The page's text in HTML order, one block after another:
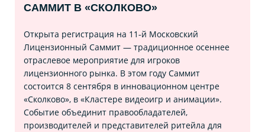
САММИТ В «СКОЛКОВО»
Открыта регистрация на 11‑й Московский
Лицензионный Саммит — традиционное осеннее
отраслевое мероприятие для игроков
лицензионного рынка. В этом году Саммит
состоится 8 сентября в инновационном центре
«Сколково», в «Кластере видеоигр и анимации».
Событие объединит правообладателей,
производителей и представителей ритейла для